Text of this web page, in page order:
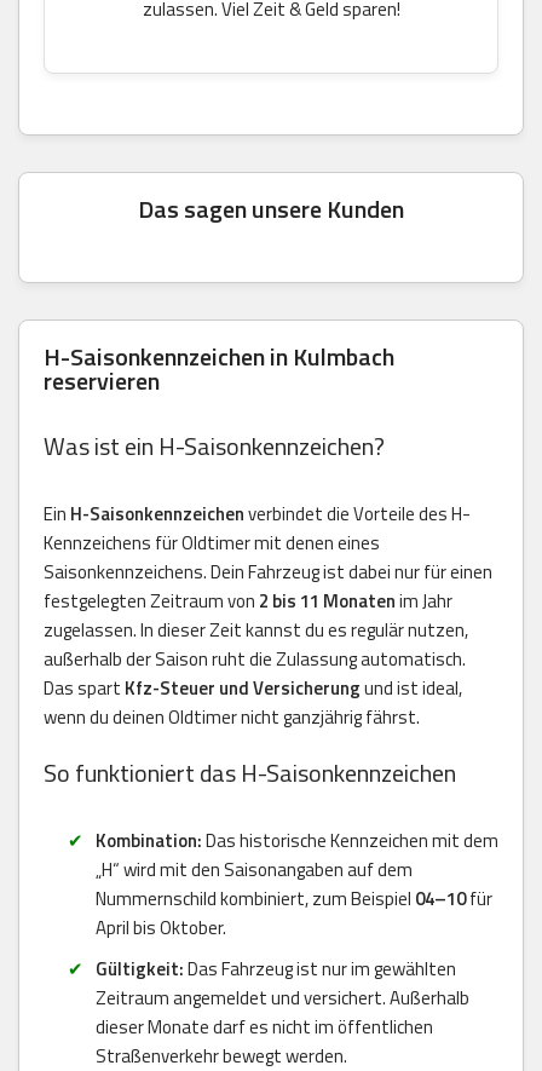
zulassen. Viel Zeit & Geld sparen!
Das sagen unsere Kunden
H-Saisonkennzeichen in Kulmbach
reservieren
Was ist ein H-Saisonkennzeichen?
Ein H-Saisonkennzeichenverbindet die Vorteile des H-
Kennzeichens für Oldtimer mit denen eines
Saisonkennzeichens. Dein Fahrzeug ist dabei nur für einen
festgelegten Zeitraum von 2 bis 11 Monatenim Jahr
zugelassen. In dieser Zeit kannst du es regulär nutzen,
außerhalb der Saison ruht die Zulassung automatisch.
Das spart Kfz-Steuer und Versicherungund ist ideal,
wenn du deinen Oldtimer nicht ganzjährig fährst.
So funktioniert das H-Saisonkennzeichen
Kombination:Das historische Kennzeichen mit dem
„H“ wird mit den Saisonangaben auf dem
Nummernschild kombiniert, zum Beispiel 04–10für
April bis Oktober.
Gültigkeit:Das Fahrzeug ist nur im gewählten
Zeitraum angemeldet und versichert. Außerhalb
dieser Monate darf es nicht im öffentlichen
Straßenverkehr bewegt werden.